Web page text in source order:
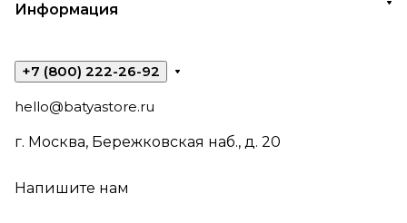
Информация
+7 (800) 222-26-92
hello@batyastore.ru
г. Москва, Бережковская наб., д. 20
Напишите нам